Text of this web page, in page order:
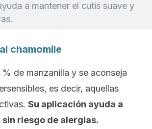
a mantener el cutis suave y
chamomile
% de manzanilla y se aconseja
es decir, aquellas
Su aplicación ayuda a
riesgo de alergias.